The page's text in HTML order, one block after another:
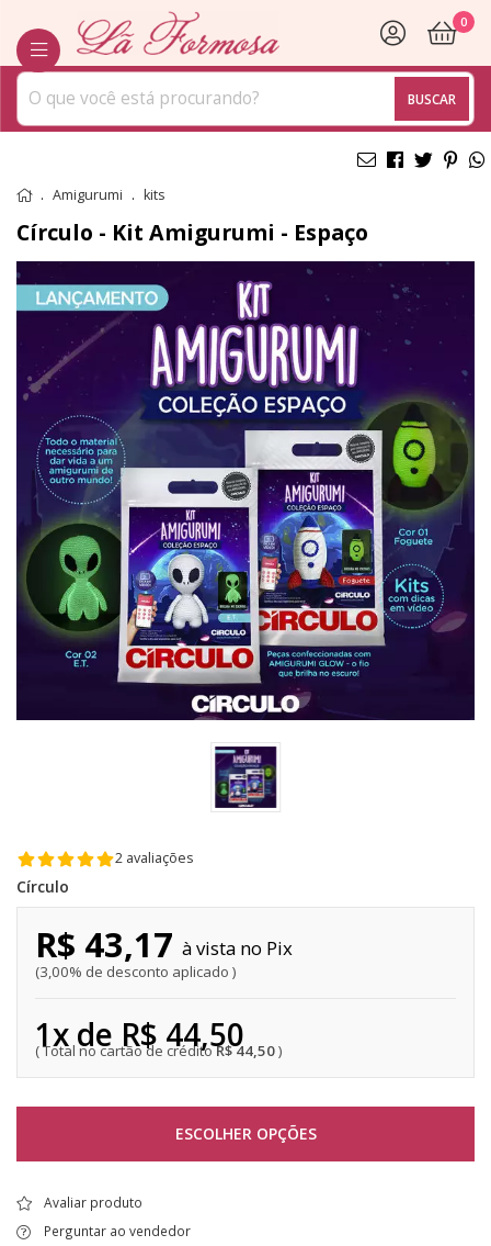
BUSCAR
0
Amigurumi kits
Círculo - Kit Amigurumi - Espaço
2 avaliações
Círculo
R$ 44,50
1x de R$ 44,50
R$ 43,17
3,00% de desconto aplicado
Pix
ESCOLHER OPÇÕES
Avaliar produto
Perguntar ao vendedor